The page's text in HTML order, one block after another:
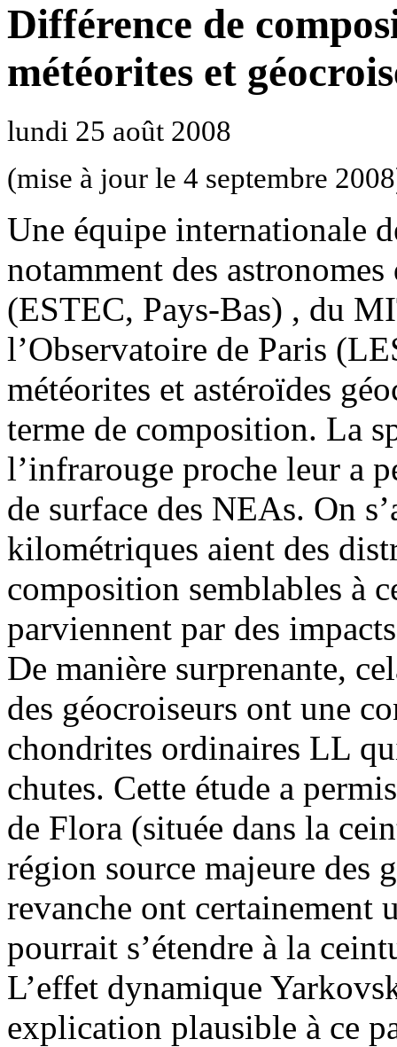
Différence de
météorites et
lundi 25 août 2008
(mise à jour le 4 septembre
Une équipe internationale
notamment des
(ESTEC, Pays-Bas) , du
l’Observatoire de Paris
météorites et astéroïdes
terme de composition. La
l’infrarouge proche leur a
de surface des NEAs. On
kilométriques aient des
composition semblables à
parviennent par des
De manière surprenante,
des géocroiseurs ont une
chondrites ordinaires LL
chutes. Cette étude a
de Flora (située dans la
région source majeure des
revanche ont certainement
pourrait s’étendre à la
L’effet dynamique
explication plausible à ce